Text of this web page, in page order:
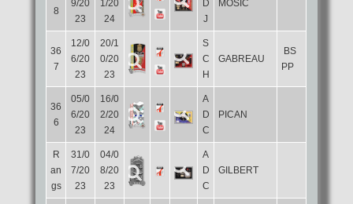
8
9/20
23
1/20
24
D
J
MOSIC
36
7
12/0
6/20
23
20/1
0/20
23
S
C
H
GABREAU
BS
PP
36
6
05/0
6/20
23
16/0
2/20
24
A
D
C
PICAN
R
an
gs
31/0
7/20
23
04/0
8/20
23
A
D
C
GILBERT